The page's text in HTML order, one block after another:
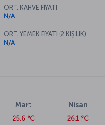
ORT. KAHVE FİYATI
N/A
ORT. YEMEK FİYATI (2 KİŞİLİK)
N/A
Mart
25.6 °C
Nisan
26.1 °C